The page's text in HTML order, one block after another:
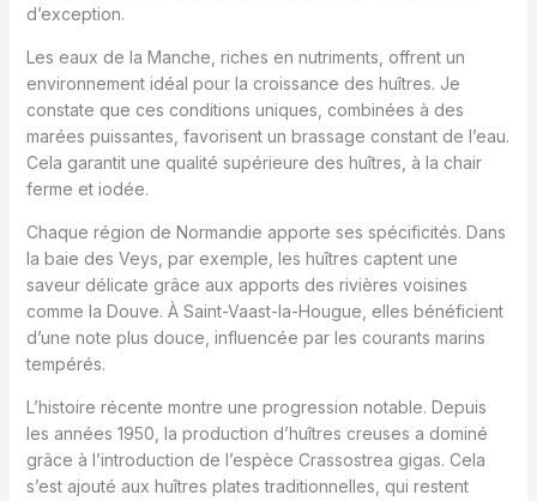
d’exception.
Les eaux de la Manche, riches en nutriments, offrent un
environnement idéal pour la croissance des huîtres. Je
constate que ces conditions uniques, combinées à des
marées puissantes, favorisent un brassage constant de l’eau.
Cela garantit une qualité supérieure des huîtres, à la chair
ferme et iodée.
Chaque région de Normandie apporte ses spécificités. Dans
la baie des Veys, par exemple, les huîtres captent une
saveur délicate grâce aux apports des rivières voisines
comme la Douve. À Saint-Vaast-la-Hougue, elles bénéficient
d’une note plus douce, influencée par les courants marins
tempérés.
L’histoire récente montre une progression notable. Depuis
les années 1950, la production d’huîtres creuses a dominé
grâce à l’introduction de l’espèce Crassostrea gigas. Cela
s’est ajouté aux huîtres plates traditionnelles, qui restent